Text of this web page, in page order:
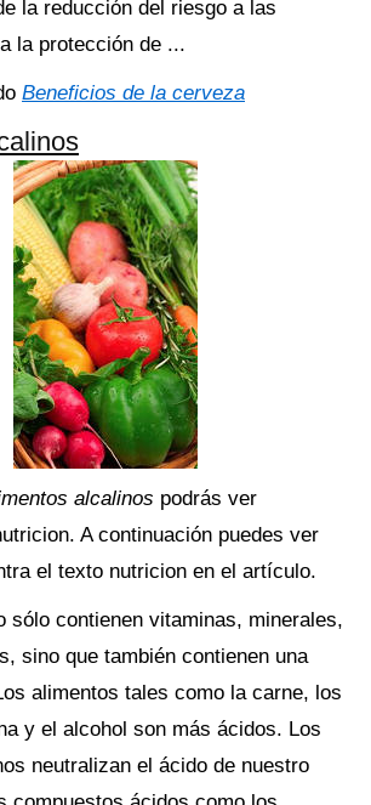
la reducción del riesgo a las
la protección de ...
Beneficios de la cerveza
alcalinos podrás ver
A continuación puedes ver
el texto nutricion en el artículo.
sólo contienen vitaminas, minerales,
sino que también contienen una
alimentos tales como la carne, los
y el alcohol son más ácidos. Los
neutralizan el ácido de nuestro